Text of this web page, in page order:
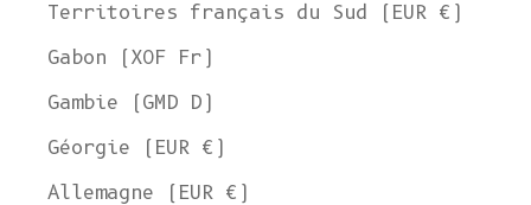
Territoires français du Sud (EUR €)
Gabon (XOF Fr)
Gambie (GMD D)
Géorgie (EUR €)
Allemagne (EUR €)